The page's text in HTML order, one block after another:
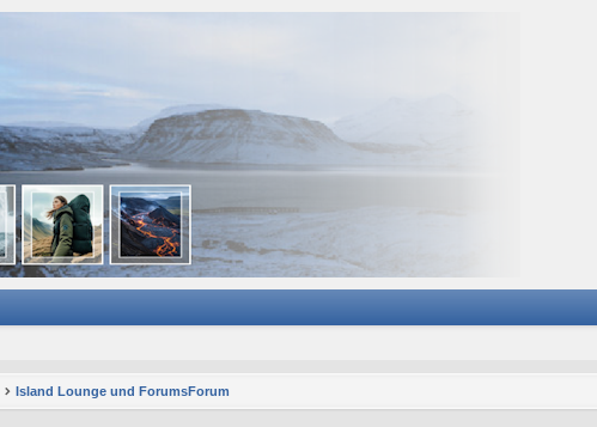
Island Lounge und ForumsForum